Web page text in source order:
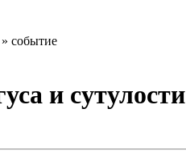
» событие
и сутулости